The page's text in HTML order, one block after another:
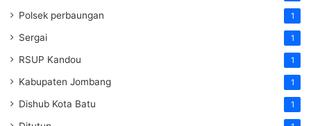
Polsek perbaungan 1
Sergai 1
RSUP Kandou 1
Kabupaten Jombang 1
Dishub Kota Batu 1